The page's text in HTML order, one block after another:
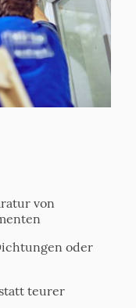
von
oder
teurer